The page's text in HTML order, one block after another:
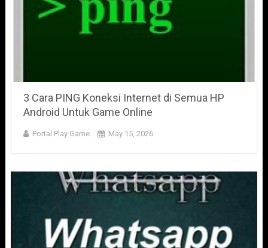
3 Cara PING Koneksi Internet di Semua HP
Android Untuk Game Online
Portal Play Game May 15, 2026